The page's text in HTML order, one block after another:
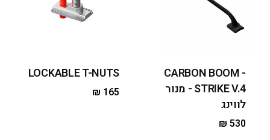
CARBON BOOM -
STRIKE V.4 - מנור
לווינג
₪ 530
LOCKABLE T-NUTS
₪ 165